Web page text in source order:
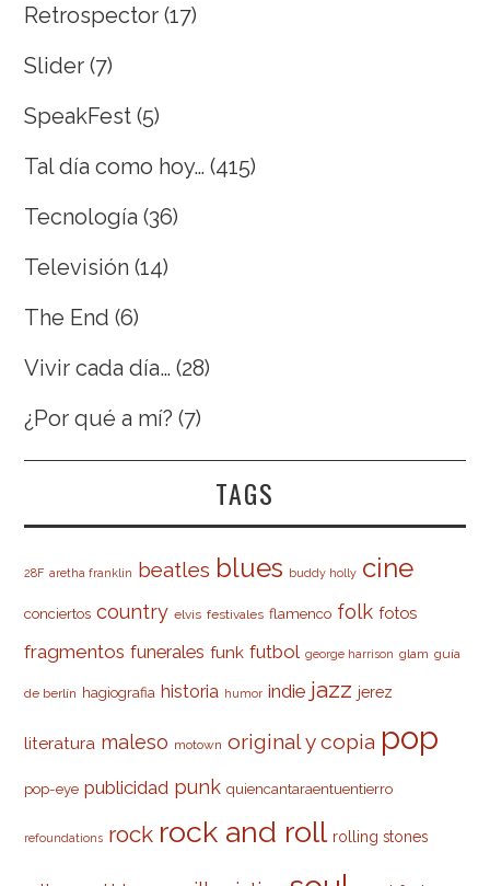
Retrospector (17)
Slider (7)
SpeakFest (5)
Tal día como hoy… (415)
Tecnología (36)
Televisión (14)
The End (6)
Vivir cada día… (28)
¿Por qué a mí? (7)
TAGS
28F aretha franklin beatles blues buddy holly cine
conciertos country elvis festivales flamenco folk fotos
fragmentos funerales funk futbol george harrison glam guía
de berlín hagiografia historia humor indie jazz jerez
literatura maleso motown original y copia pop
pop-eye publicidad punk quiencantaraentuentierro
refoundations rock rock and roll rolling stones